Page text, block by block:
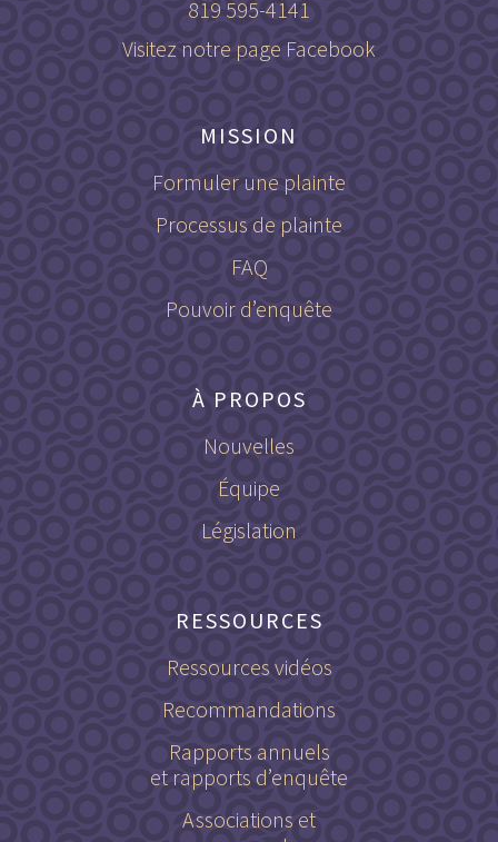
819 595-4141
Visitez notre page Facebook
MISSION
Formuler une plainte
Processus de plainte
FAQ
Pouvoir d’enquête
À PROPOS
Nouvelles
Équipe
Législation
RESSOURCES
Ressources vidéos
Recommandations
Rapports annuels
et rapports d’enquête
Associations et